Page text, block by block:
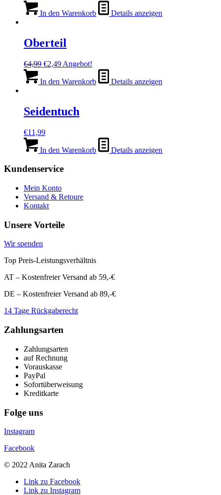
In den Warenkorb Details anzeigen
Oberteil
€4,99 Ursprünglicher
war:
€2,49Aktueller
ist:
Angebot!
In den Warenkorb Details anzeigen
Seidentuch
€11,99
In den Warenkorb Details anzeigen
Kundenservice
Mein Konto
Versand & Retoure
Kontakt
Unsere Vorteile
Wir spenden
Top Preis-Leistungsverhältnis
AT – Kostenfreier Versand ab 59,-€
DE – Kostenfreier Versand ab 89,-€
14 Tage Rückgaberecht
Zahlungsarten
Zahlungsarten
auf Rechnung
Vorauskasse
PayPal
Sofortüberweisung
Kreditkarte
Folge uns
Instagram
Facebook
© 2022 Anita Zarach
Link zu Facebook
Link zu Instagram